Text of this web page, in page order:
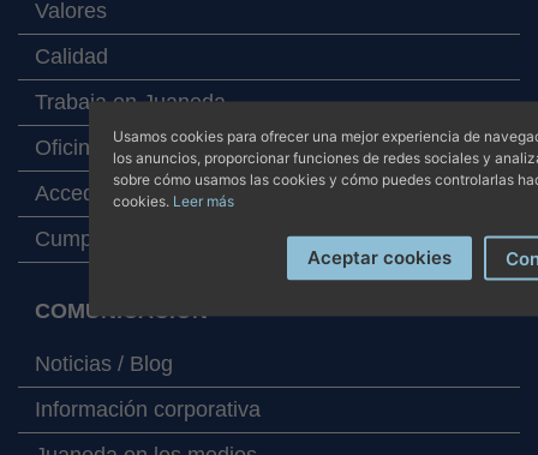
Valores
Calidad
Trabaja en Juaneda
Oficinas
Accede a tu correo
Cumplimiento Corporativo
COMUNICACIÓN
Noticias / Blog
Información corporativa
Usamos cookies para ofrecer una mejor experiencia de
los anuncios, proporcionar funciones de redes sociales y
sobre cómo usamos las cookies y cómo puedes controlarlas
cookies. Leer más
Aceptar cookies